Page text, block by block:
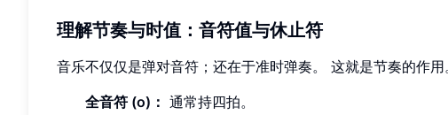
理解节奏与时值：音符值与休止符
音乐不仅仅是弹对音符；还在于准时弹奏。 这就是节奏的作用
全音符 (o)： 通常持四拍。